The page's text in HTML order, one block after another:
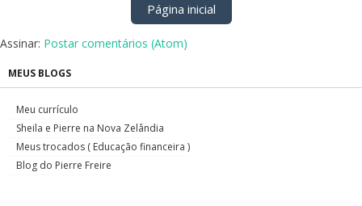
Página inicial
Assinar: Postar comentários (Atom)
MEUS BLOGS
Meu currículo
Sheila e Pierre na Nova Zelândia
Meus trocados ( Educação financeira )
Blog do Pierre Freire